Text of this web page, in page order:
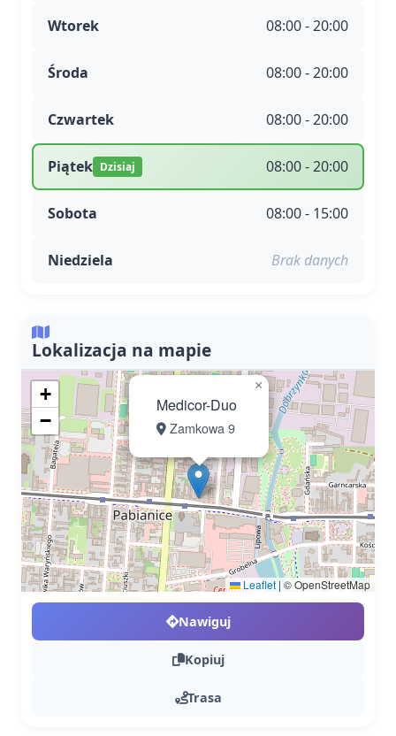
Wtorek 08:00 - 20:00
Środa 08:00 - 20:00
Czwartek 08:00 - 20:00
Piątek Dzisiaj 08:00 - 20:00
Sobota 08:00 - 15:00
Niedziela Brak danych
Lokalizacja na mapie
Medicor-Duo
Zamkowa 9
×
+
−
Leaflet | © OpenStreetMap
Nawiguj
Kopiuj
Trasa